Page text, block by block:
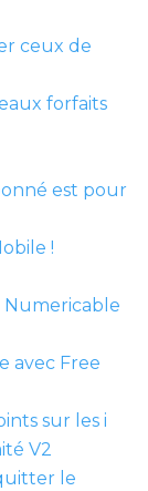
ceux de
forfaits
est pour
!
Numericable
avec Free
sur les i
V2
le